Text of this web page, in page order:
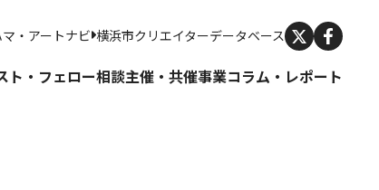
・アートナビ 横浜市クリエイターデータベース
ト・フェロー相談主催・共催事業コラム・レポート